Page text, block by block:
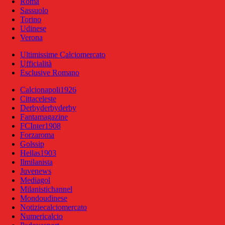
Sassuolo
Torino
Udinese
Verona
Ultimissime Calciomercato
Ufficialità
Esclusive Romano
Calcionapoli1926
Cittaceleste
Derbyderbyderby
Fantamagazine
FCInter1908
Forzaroma
Golssip
Hellas1903
Ilmilanista
Juvenews
Mediagol
Milanistichannel
Mondoudinese
Notiziecalciomercato
Numericalcio